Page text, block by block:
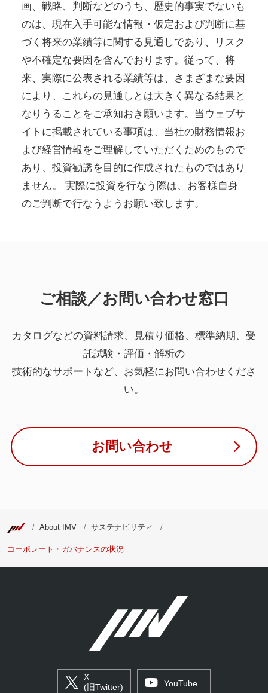
画、戦略、判断などのうち、歴史的事実でないも
のは、現在入手可能な情報・仮定および判断に基
づく将来の業績等に関する見通しであり、リスク
や不確定な要因を含んでおります。従って、将
来、実際に公表される業績等は、さまざまな要因
により、これらの見通しとは大きく異なる結果と
なりうることをご承知おき願います。当ウェブサ
イトに掲載されている事項は、当社の財務情報お
よび経営情報をご理解していただくためのもので
あり、投資勧誘を目的に作成されたものではあり
ません。 実際に投資を行なう際は、お客様自身
のご判断で行なうようお願い致します。
ご相談／お問い合わせ窓口
カタログなどの資料請求、見積り価格、標準納期、受
託試験・評価・解析の
技術的なサポートなど、お気軽にお問い合わせくださ
い。
お問い合わせ
About IMV サステナビリティ
コーポレート・ガバナンスの状況
X
(旧Twitter)
YouTube